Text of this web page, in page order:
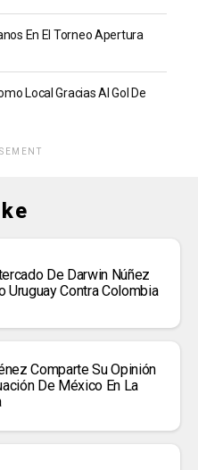
En El Torneo Apertura
Local Gracias Al Gol De
De Darwin Núñez
Uruguay Contra Colombia
Comparte Su Opinión
De México En La